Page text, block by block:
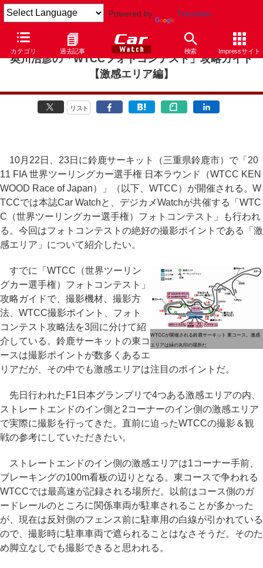
Powered by Translate
カテゴリ 過去記事 検索 Impressサイト
奥川浩彦の「WTCCフォトコンテスト」攻略ガイド
【激感エリア編】
リスト
10月22日、23日に鈴鹿サーキット（三重県鈴鹿市）で「20
11 FIA 世界ツーリングカー選手権 日本ラウンド（WTCC KEN
WOOD Race of Japan）」（以下、WTCC）が開催される。W
TCCでは本誌Car Watchと、デジカメWatchが共催する「WTC
C（世界ツーリングカー選手権）フォトコンテスト」も行われ
る。今回はフォトコンテストの絶好の撮影ポイントである「激
感エリア」について紹介したい。
WTCCが開催される鈴鹿サーキット 東コース。激感
エリアは緑の丸印の場所だ
すでに「WTCC（世界ツーリン
グカー選手権）フォトコンテスト」
攻略ガイドで、撮影機材、撮影方
法、WTCC撮影ポイント、フォト
コンテスト攻略法を3回に分けて紹
介している。鈴鹿サーキットの東コ
ースは撮影ポイントが数多くあるエ
リアだが、その中でも激感エリアは注目のポイントだ。
先日行われたF1日本グランプリで4つある激感エリアの内、
ストレートエンドのイン側と2コーナーのイン側の激感エリア
で実際に撮影を行ってきた。直前に迫ったWTCCの撮影＆観
戦の参考にしていただきたい。
ストレートエンドのイン側の激感エリアは1コーナー手前、
ブレーキングの100m看板の辺りとなる。東コースで争われる
WTCCでは最高速が記録される場所だ。以前はコース側のガ
ードレールのところに関係車両が駐車されることが多かった
が、現在は反対側のフェンス前に駐車用の白線が引かれている
ので、撮影時に駐車車両で遮られることはなさそうだ。そのた
め脚立なしでも撮影できると思われる。